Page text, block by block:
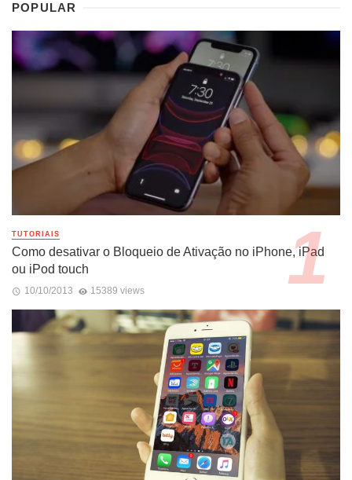
POPULAR
TUTORIAIS
Como desativar o Bloqueio de Ativação no iPhone, iPad
ou iPod touch
10/10/2013 15389 views